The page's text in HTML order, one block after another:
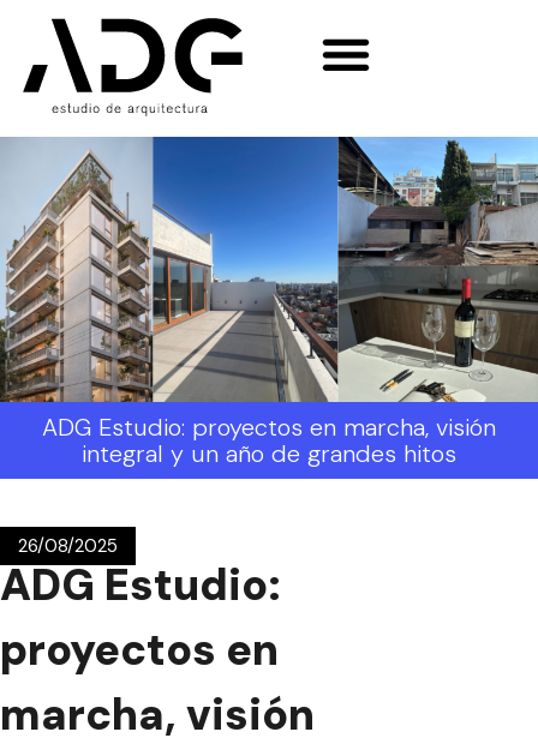
ADG Estudio: proyectos en marcha, visión
integral y un año de grandes hitos
26/08/2025
ADG Estudio:
proyectos en
marcha, visión